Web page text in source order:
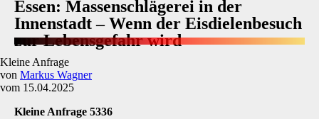
Essen: Massenschlägerei in der
Innenstadt – Wenn der Eisdielenbesuch
zur Lebensgefahr wird
Kleine Anfrage
von Markus Wagner
vom 15.04.2025
Kleine Anfrage 5336